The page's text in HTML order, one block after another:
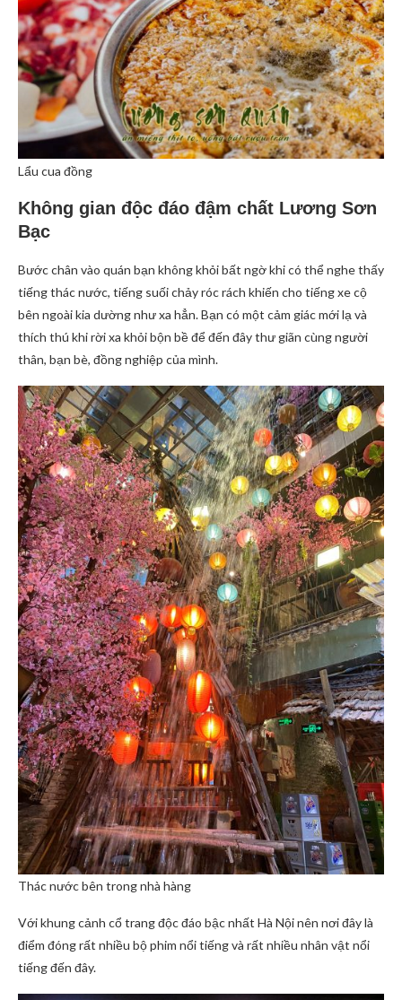
Lẩu cua đồng
Không gian độc đáo đậm chất Lương Sơn
Bạc
Bước chân vào quán bạn không khỏi bất ngờ khi có thể nghe thấy
tiếng thác nước, tiếng suối chảy róc rách khiến cho tiếng xe cộ
bên ngoài kia dường như xa hẳn. Bạn có một cảm giác mới lạ và
thích thú khi rời xa khỏi bộn bề để đến đây thư giãn cùng người
thân, bạn bè, đồng nghiệp của mình.
Thác nước bên trong nhà hàng
Với khung cảnh cổ trang độc đáo bậc nhất Hà Nội nên nơi đây là
điểm đóng rất nhiều bộ phim nổi tiếng và rất nhiều nhân vật nổi
tiếng đến đây.